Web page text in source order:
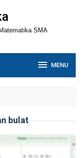
SMA
MENU
bulat